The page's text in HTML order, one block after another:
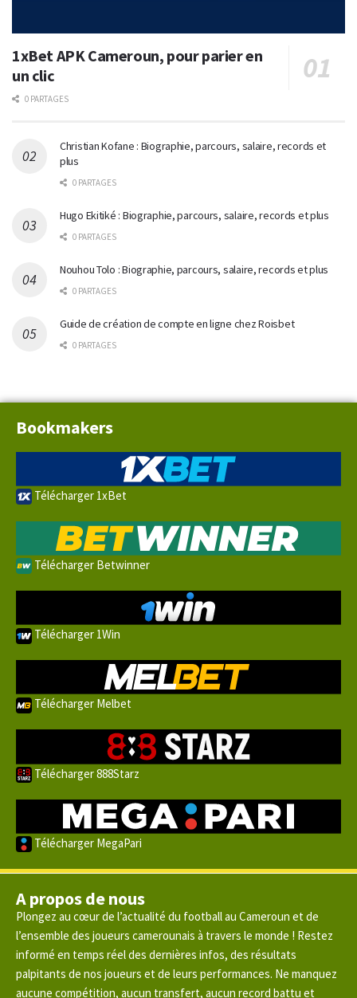
1xBet APK Cameroun, pour parier en
un clic
0 PARTAGES
Christian Kofane : Biographie, parcours, salaire, records et
plus
0 PARTAGES
Hugo Ekitiké : Biographie, parcours, salaire, records et plus
0 PARTAGES
Nouhou Tolo : Biographie, parcours, salaire, records et plus
0 PARTAGES
Guide de création de compte en ligne chez Roisbet
0 PARTAGES
Bookmakers
Télécharger 1xBet
Télécharger Betwinner
Télécharger 1Win
Télécharger Melbet
Télécharger 888Starz
Télécharger MegaPari
A propos de nous
Plongez au cœur de l’actualité du football au Cameroun et de
l’ensemble des joueurs camerounais à travers le monde ! Restez
informé en temps réel des dernières infos, des résultats
palpitants de nos joueurs et de leurs performances. Ne manquez
aucune compétition, aucun transfert, aucun record battu et